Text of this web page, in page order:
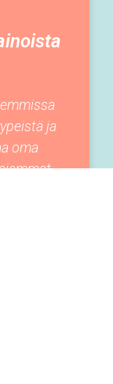
ja
oma